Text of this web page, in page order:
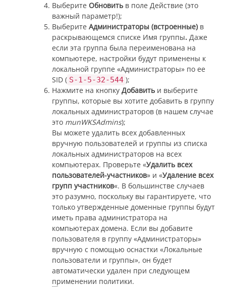
Выберите Обновить в поле Действие (это
важный параметр!);
Выберите Администраторы (встроенные) в
раскрывающемся списке Имя группы. Даже
если эта группа была переименована на
компьютере, настройки будут применены к
локальной группе «Администраторы» по ее
SID ( S-1-5-32-544 );
Нажмите на кнопку Добавить и выберите
группы, которые вы хотите добавить в группу
локальных администраторов (в нашем случае
это munWKSAdmins);
Вы можете удалить всех добавленных
вручную пользователей и группы из списка
локальных администраторов на всех
компьютерах. Проверьте «Удалить всех
пользователей-участников» и «Удаление всех
групп участников«. В большинстве случаев
это разумно, поскольку вы гарантируете, что
только утвержденные доменные группы будут
иметь права администратора на
компьютерах домена. Если вы добавите
пользователя в группу «Администраторы»
вручную с помощью оснастки «Локальные
пользователи и группы», он будет
автоматически удален при следующем
применении политики.